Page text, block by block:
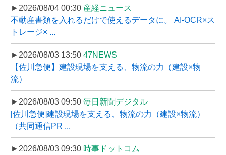
►2026/08/04 00:30 産経ニュース
不動産書類を入れるだけで使えるデータに。 AI-OCR×ス
トレージ× ...
►2026/08/03 13:50 47NEWS
【佐川急便】建設現場を支える、物流の力（建設×物
流）
►2026/08/03 09:50 毎日新聞デジタル
[佐川急便]建設現場を支える、物流の力（建設×物流）
（共同通信PR ...
►2026/08/03 09:30 時事ドットコム